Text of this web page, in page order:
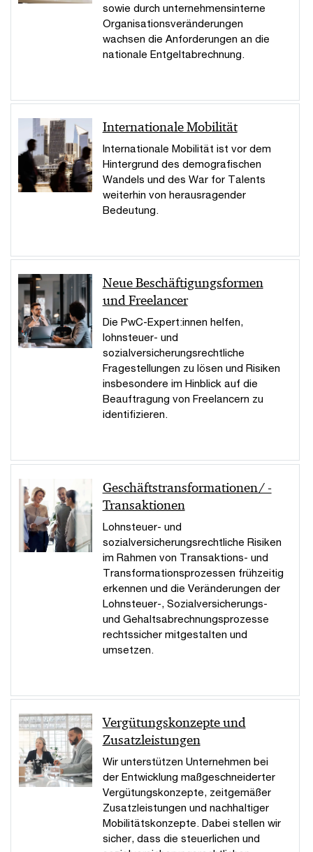
sowie durch unternehmensinterne
Organisationsveränderungen
wachsen die Anforderungen an die
nationale Entgeltabrechnung.
Internationale Mobilität
Internationale Mobilität ist vor dem
Hintergrund des demografischen
Wandels und des War for Talents
weiterhin von herausragender
Bedeutung.
Neue Beschäftigungsformen
und Freelancer
Die PwC-Expert:innen helfen,
lohnsteuer- und
sozialversicherungsrechtliche
Fragestellungen zu lösen und Risiken
insbesondere im Hinblick auf die
Beauftragung von Freelancern zu
identifizieren.
Geschäftstransformationen/ -
Transaktionen
Lohnsteuer- und
sozialversicherungsrechtliche Risiken
im Rahmen von Transaktions- und
Transformationsprozessen frühzeitig
erkennen und die Veränderungen der
Lohnsteuer-, Sozialversicherungs-
und Gehaltsabrechnungsprozesse
rechtssicher mitgestalten und
umsetzen.
Vergütungskonzepte und
Zusatzleistungen
Wir unterstützen Unternehmen bei
der Entwicklung maßgeschneiderter
Vergütungskonzepte, zeitgemäßer
Zusatzleistungen und nachhaltiger
Mobilitätskonzepte. Dabei stellen wir
sicher, dass die steuerlichen und